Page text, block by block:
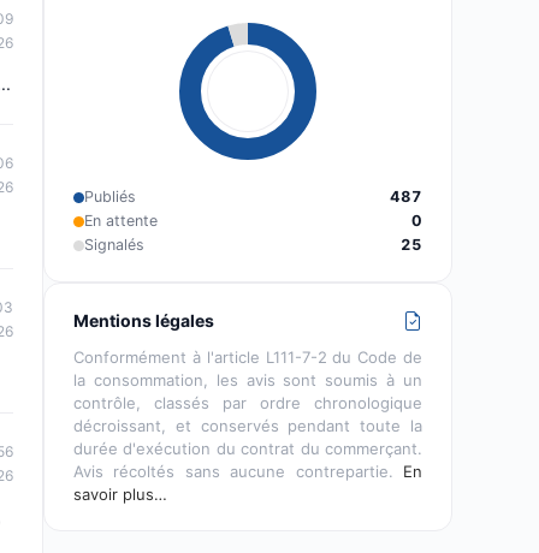
Publiés
487
En attente
0
Signalés
25
Mentions légales
Conformément à l'article L111-7-2 du Code de
la consommation, les avis sont soumis à un
contrôle, classés par ordre chronologique
décroissant, et conservés pendant toute la
durée d'exécution du contrat du commerçant.
Avis récoltés sans aucune contrepartie. En
savoir plus…